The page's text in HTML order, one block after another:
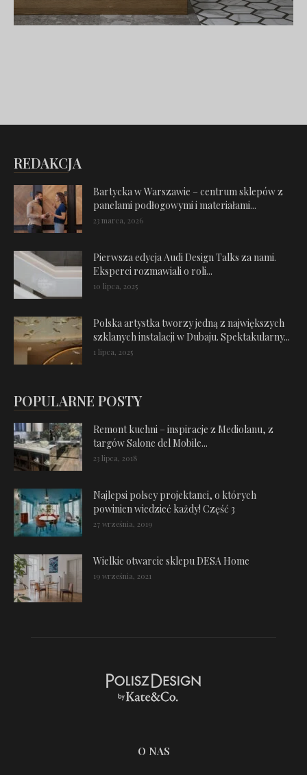
REDAKCJA
Bartycka w Warszawie – centrum sklepów z
panelami podłogowymi i materiałami...
23 marca, 2026
Pierwsza edycja Audi Design Talks za nami.
Eksperci rozmawiali o roli...
10 lipca, 2025
Polska artystka tworzy jedną z największych
szklanych instalacji w Dubaju. Spektakularny...
1 lipca, 2025
POPULARNE POSTY
Remont kuchni – inspiracje z Mediolanu, z
targów Salone del Mobile...
23 lipca, 2018
Najlepsi polscy projektanci, o których
powinien wiedzieć każdy! Część 3
27 września, 2019
Wielkie otwarcie sklepu DESA Home
19 września, 2021
O NAS